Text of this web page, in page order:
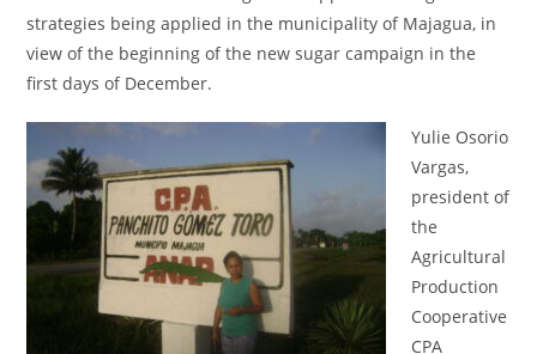
strategies being applied in the municipality of Majagua, in
view of the beginning of the new sugar campaign in the
first days of December.
Yulie Osorio
Vargas,
president of
the
Agricultural
Production
Cooperative
CPA